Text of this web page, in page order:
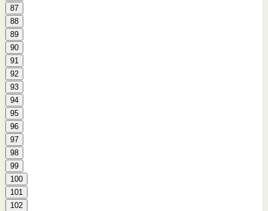
87
88
89
90
91
92
93
94
95
96
97
98
99
100
101
102